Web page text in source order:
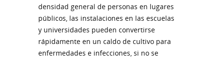
densidad general de personas en lugares
públicos, las instalaciones en las escuelas
y universidades pueden convertirse
rápidamente en un caldo de cultivo para
enfermedades e infecciones, si no se